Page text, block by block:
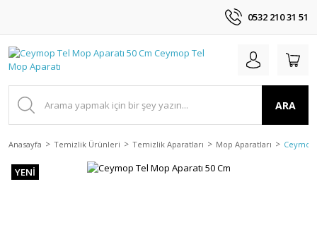
0532 210 31 51
ARA
Anasayfa Temizlik Ürünleri Temizlik Aparatları Mop Aparatları Ceymop
YENİ